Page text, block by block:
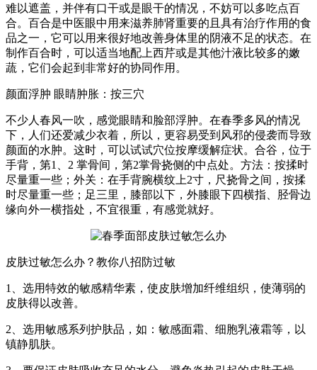
难以遮盖，并伴有口干或是眼干的情况，不妨可以多吃点百
合。百合是中医眼中用来滋养肺肾重要的且具有治疗作用的食
品之一，它可以用来很好地改善身体里的阴液不足的状态。在
制作百合时，可以适当地配上西芹或是其他汁液比较多的嫩
蔬，它们会起到非常好的协同作用。
颜面浮肿 眼睛肿胀：按三穴
不少人春风一吹，感觉眼睛和脸部浮肿。在春季多风的情况
下，人们还爱减少衣着，所以，更容易受到风邪的侵袭而导致
颜面的水肿。这时，可以试试穴位按摩缓解症状。合谷，位于
手背，第1、2 掌骨间，第2掌骨挠侧的中点处。方法：按揉时
尽量重一些；外关：在手背腕横纹上2寸，尺挠骨之间，按揉
时尽量重一些；足三里，膝部以下，外膝眼下四横指、胫骨边
缘向外一横指处，不宜很重，有感觉就好。
皮肤过敏怎么办？教你八招防过敏
1、选用特效的敏感精华素，使皮肤增加纤维组织，使薄弱的
皮肤得以改善。
2、选用敏感系列护肤品，如：敏感面霜、细胞乳液霜等，以
镇静肌肤。